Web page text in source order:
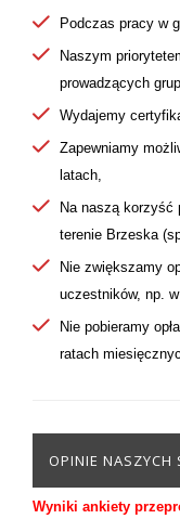
Podczas pracy w
Naszym
prowadzących
Wydajemy
Zapewniamy
latach,
Na naszą korzyść
terenie Brzeska
Nie zwiększamy
uczestników, np.
Nie pobieramy
ratach
OPINIE NASZYCH
Wyniki ankiety